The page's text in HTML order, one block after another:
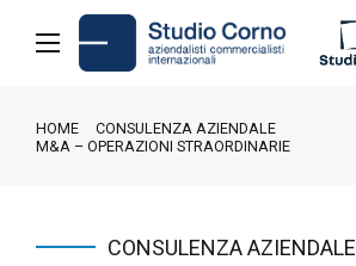
HOME
CONSULENZA AZIENDALE
M&A – OPERAZIONI STRAORDINARIE
CONSULENZA AZIENDALE